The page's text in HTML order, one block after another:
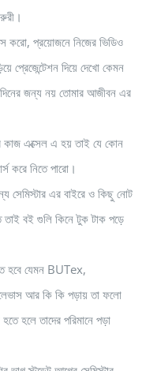
করো, প্রয়োজনে নিজের ভিডিও
প্রেজেন্টেশন দিয়ে দেখো কেমন
জন্য নয় তোমার আজীবন এর
কাজ এক্সেল এ হয় তাই যে কোন
করে নিতে পারো।
সেমিস্টার এর বাইরে ও কিছু নোট
তাই বই গুলি কিনে টুক টাক পড়ে
হবে যেমন BUTex,
আর কি কি পড়ায় তা ফলো
হলে তাদের পরিমানে পড়া